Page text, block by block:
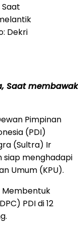
Saat
Dekri
Saat
Pimpinan
(PDI)
(Sultra) Ir
siap menghadapi
Umum (KPU).
Membentuk
PDI di 12